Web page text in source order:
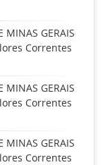
MINAS GERAIS
Correntes
MINAS GERAIS
Correntes
MINAS GERAIS
Correntes